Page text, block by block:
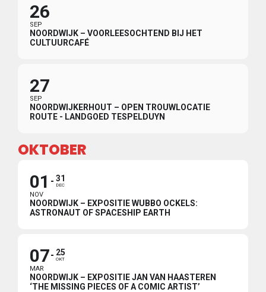
26
SEP
NOORDWIJK – VOORLEESOCHTEND BIJ HET
CULTUURCAFÉ
27
SEP
NOORDWIJKERHOUT – OPEN TROUWLOCATIE
ROUTE - LANDGOED TESPELDUYN
OKTOBER
01
NOV
31
DEC
NOORDWIJK – EXPOSITIE WUBBO OCKELS:
ASTRONAUT OF SPACESHIP EARTH
07
MAR
25
OKT
NOORDWIJK – EXPOSITIE JAN VAN HAASTEREN
‘THE MISSING PIECES OF A COMIC ARTIST’